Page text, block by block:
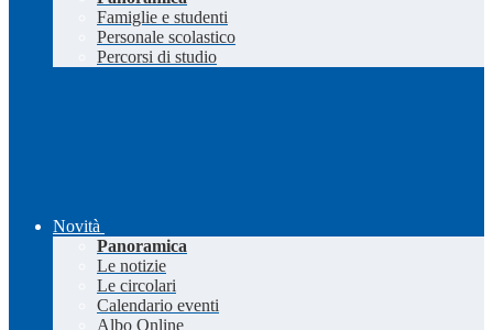
Famiglie e studenti
Personale scolastico
Percorsi di studio
Novità
Panoramica
Le notizie
Le circolari
Calendario eventi
Albo Online